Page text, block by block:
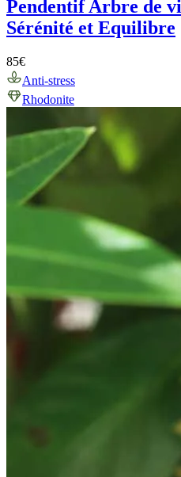
Pendentif Arbre de
Sérénité et Equilibre
85€
Anti-stress
Rhodonite